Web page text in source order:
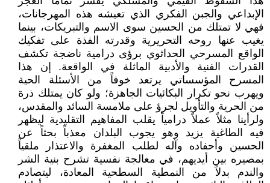
الإبداعي والجبن الفكري الذي تعيشه هذه المهرجانات،
فهي لا تمتلك من الحسين سوى الاسم والتبريكات، بينما
يغيب عنها روحه التحريرية وقدرته الفذة على تفكيك
الواقع المسرحي الحداثوي برؤى درامية ناضجة تكشف
القدرات الفنية والأدبية الماثلة في الواقعة. إن هذا
المسرح المؤسساتي يرتعد خوفاً من الأسئلة الحية
ويهرب نحو تكرار البكائيات الجاهزة؛ ولو كان يمتلك ذرة
من الحرية والتأويل لجرؤ على ملامسة السائد والمقدس،
ولرأينا مثلاً عملاً درامياً يقلب المفاهيم التقليدية ليظهر
فيه الطاغية يزيد وهو يجوب البلدان معذباً بحثاً عن
الحسين وأحفاده وآله لطلب المغفرة والاعتذار ملقياً
بمصيره بين أيديهم، في معالجة نفسية تشرح بنية الشر
والندم بدلاً من النمطية السطحية المعادة، ليتصادم